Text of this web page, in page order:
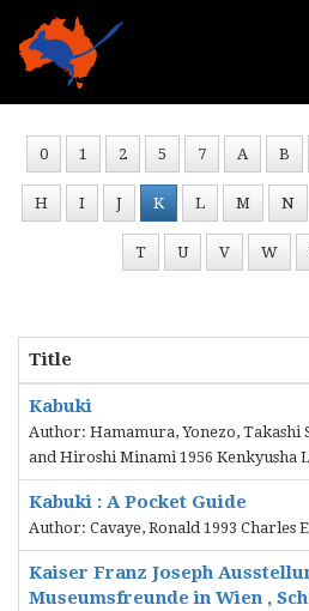
0 1 2 5 7 A B
H I J K L M N
T U V W
Title
Kabuki
Author: Hamamura, Yonezo, Takashi
and Hiroshi Minami 1956 Kenkyusha
Kabuki : A Pocket Guide
Author: Cavaye, Ronald 1993 Charles
Kaiser Franz Joseph
Museumsfreunde in Wien ,